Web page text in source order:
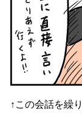
↑この会話を繰